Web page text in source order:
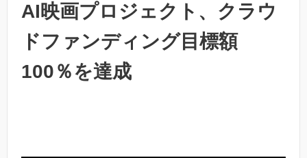
AI映画プロジェクト、クラウ
ドファンディング目標額
100％を達成